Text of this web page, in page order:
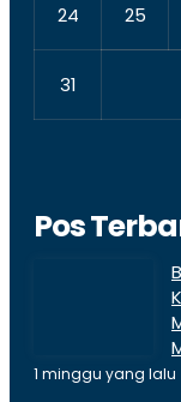
24 25
31
Pos
1 minggu yang lalu